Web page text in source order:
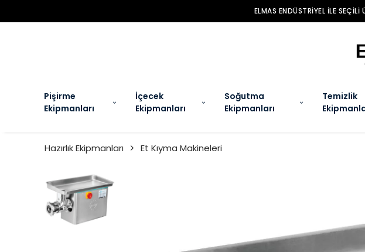
ELMAS ENDÜSTRIYEL ILE
Pişirme
Ekipmanları
İçecek
Ekipmanları
Soğutma
Ekipmanları
Temizlik
Hazırlık Ekipmanları Et Kıyma Makineleri